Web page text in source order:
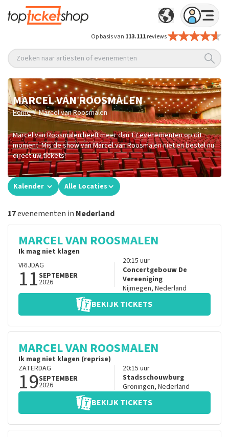
Op basis van 113.111reviews
Zoeken naar artiesten of evenementen
MARCEL VAN ROOSMALEN
Home / Marcel van Roosmalen
Marcel van Roosmalen heeft meer dan 17 evenementen op dit
moment. Mis de show van Marcel van Roosmalen niet en bestel nu
direct uw tickets!
Kalender Alle Locaties
17evenementen in Nederland
MARCEL VAN ROOSMALEN
Ik mag niet klagen
VRIJDAG
11SEPTEMBER
2026
20:15 uur
Concertgebouw De
Vereeniging
Nijmegen, Nederland
BEKIJK TICKETS
MARCEL VAN ROOSMALEN
Ik mag niet klagen (reprise)
ZATERDAG
19SEPTEMBER
2026
20:15 uur
Stadsschouwburg
Groningen, Nederland
BEKIJK TICKETS